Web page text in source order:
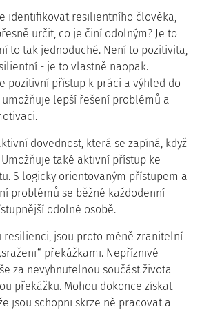
identifikovat resilientního člověka,
určit, co je činí odolným? Je to
to tak jednoduché. Není to pozitivita,
- je to vlastně naopak.
pozitivní přístup k práci a výhled do
umožňuje lepší řešení problémů a
dovednost, která se zapíná, když
také aktivní přístup ke
S logicky orientovaným přístupem a
problémů se běžné každodenní
odolné osobě.
resilienci, jsou proto méně zranitelní
překážkami. Nepříznivé
za nevyhnutelnou součást života
překážku. Mohou dokonce získat
jsou schopni skrze ně pracovat a